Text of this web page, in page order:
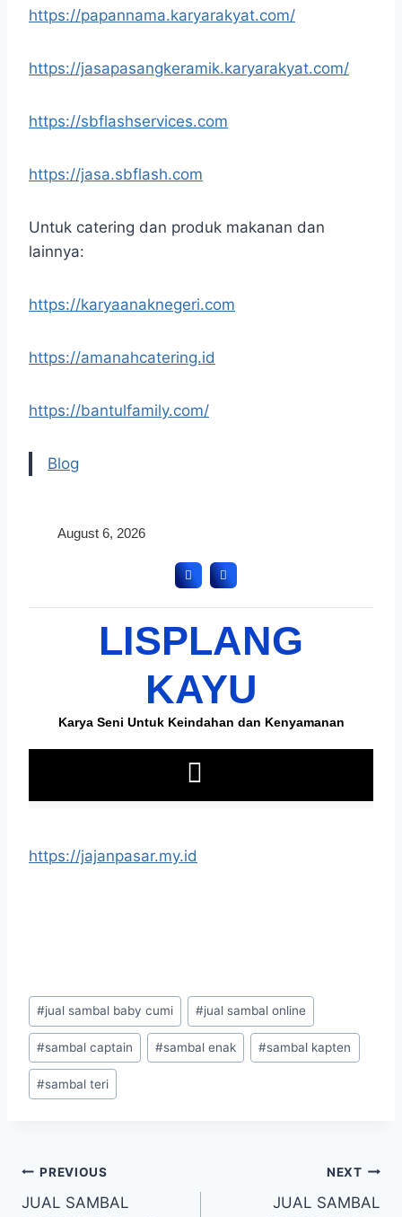
https://papannama.karyarakyat.com/
https://jasapasangkeramik.karyarakyat.com/
https://sbflashservices.com
https://jasa.sbflash.com
Untuk catering dan produk makanan dan
lainnya:
https://karyaanaknegeri.com
https://amanahcatering.id
https://bantulfamily.com/
Blog
https://jajanpasar.my.id
#jual sambal baby cumi #jual sambal online
#sambal captain #sambal enak #sambal kapten
#sambal teri
PREVIOUS
JUAL SAMBAL
NEXT
JUAL SAMBAL